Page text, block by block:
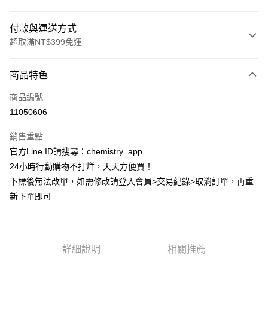
付款與運送方式
超取滿NT$399免運
信用卡一次付款
超商取貨付款
Apple Pay
街口支付
悠遊付
商品特色
商品編號
11050606
銷售重點
官方Line ID請搜尋：chemistry_app
24小時行動購物不打烊，天天方便買！
下標後無法改單，如需修改請登入會員>交易紀錄>取消訂單，再重
新下單即可
詳細說明 相關推薦